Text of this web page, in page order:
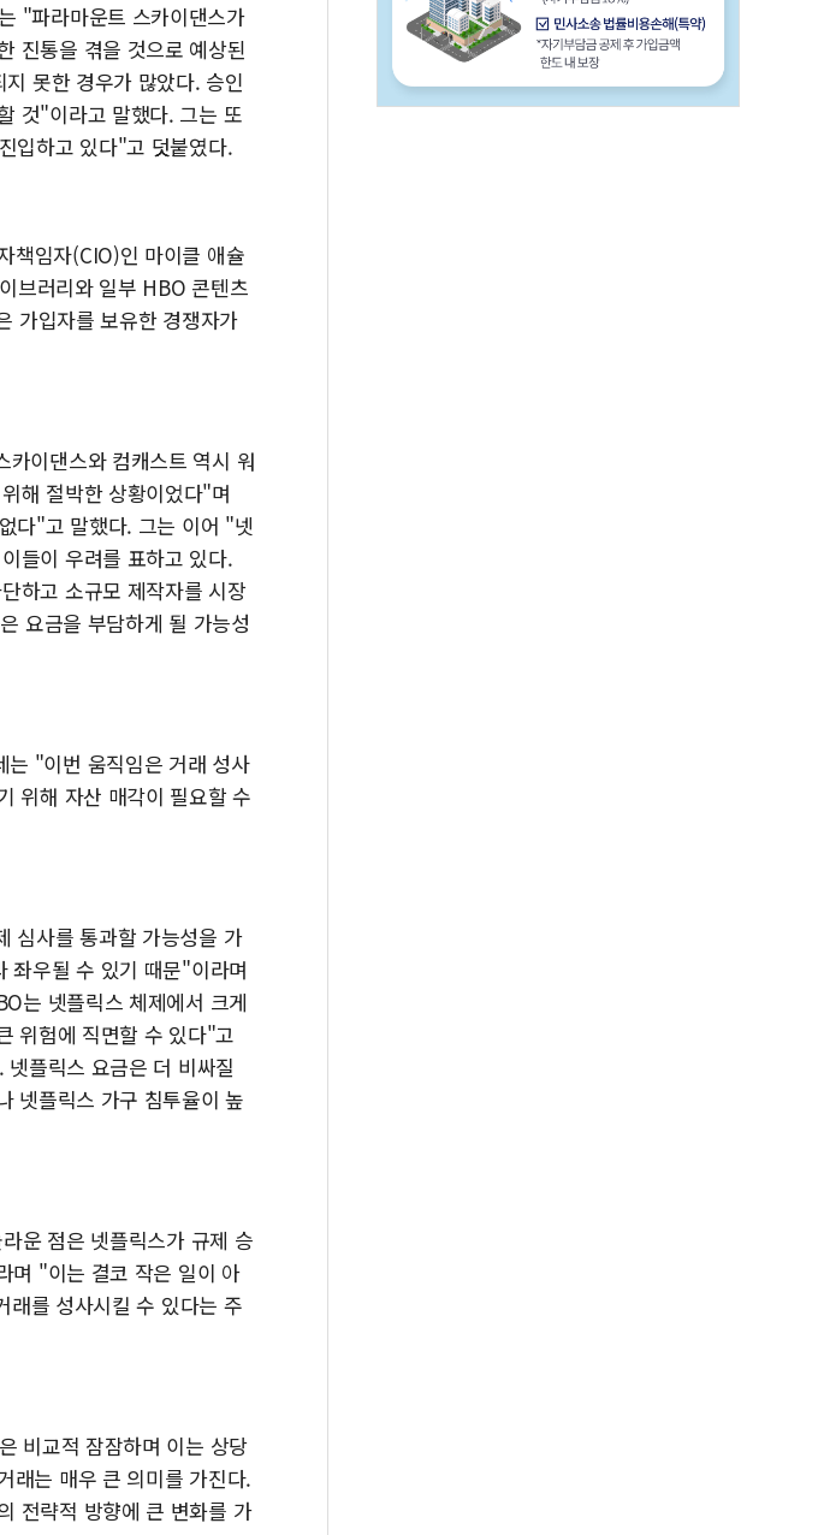
"파라마운트 스카이댄스가
진통을 겪을 것으로 예상된
못한 경우가 많았다. 승인
것"이라고 말했다. 그는 또
입하고 있다"고 덧붙였다.
책임자(CIO)인 마이클 애슐
브러리와 일부 HBO 콘텐츠
가입자를 보유한 경쟁자가
이댄스와 컴캐스트 역시 워
해 절박한 상황이었다"며
다"고 말했다. 그는 이어 "넷
들이 우려를 표하고 있다.
하고 소규모 제작자를 시장
요금을 부담하게 될 가능성
는 "이번 움직임은 거래 성사
위해 자산 매각이 필요할 수
심사를 통과할 가능성을 가
좌우될 수 있기 때문"이라며
는 넷플릭스 체제에서 크게
위험에 직면할 수 있다"고
플릭스 요금은 더 비싸질
넷플릭스 가구 침투율이 높
운 점은 넷플릭스가 규제 승
며 "이는 결코 작은 일이 아
래를 성사시킬 수 있다는 주
비교적 잠잠하며 이는 상당
래는 매우 큰 의미를 가진다.
전략적 방향에 큰 변화를 가